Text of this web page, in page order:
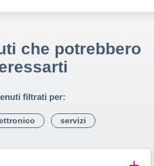
che potrebbero
filtrati per:
servizi